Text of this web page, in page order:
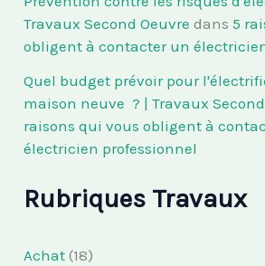
Travaux Second Oeuvre dans5
obligent à contacter un
Quel budget prévoir pour
maison neuve ? | Travaux
raisons qui vous obligent à
électricien professionnel
Rubriques Travaux
Achat (18)